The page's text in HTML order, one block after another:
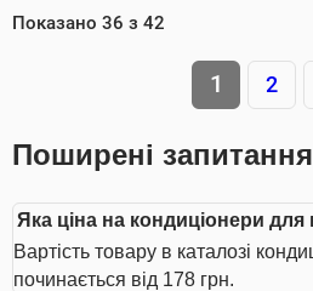
Показано 36 з 42
1 2
Поширені запитання
Яка ціна на кондиціонери для
Вартість товару в каталозі
починається від 178 грн.